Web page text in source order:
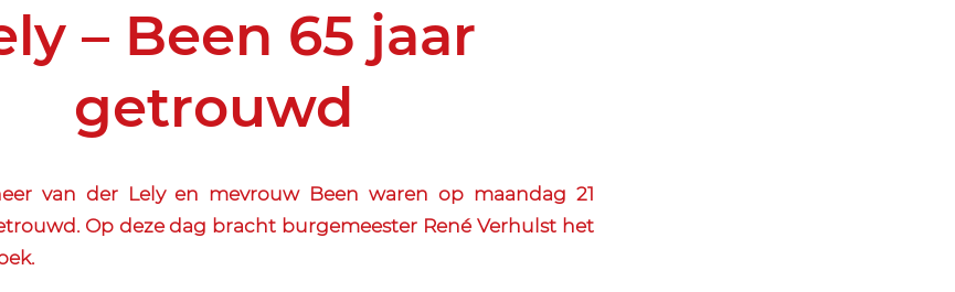
– Been 65 jaar
getrouwd
van der Lely en mevrouw Been waren op maandag 21
Op deze dag bracht burgemeester René Verhulst het